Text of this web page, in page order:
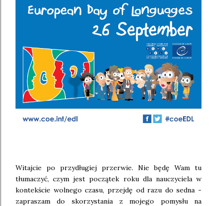
Witajcie po przydługiej przerwie. Nie będę Wam tu
tłumaczyć, czym jest początek roku dla nauczyciela w
kontekście wolnego czasu, przejdę od razu do sedna -
zapraszam do skorzystania z mojego pomysłu na